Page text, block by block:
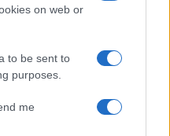
on web or
to be sent to
purposes.
me